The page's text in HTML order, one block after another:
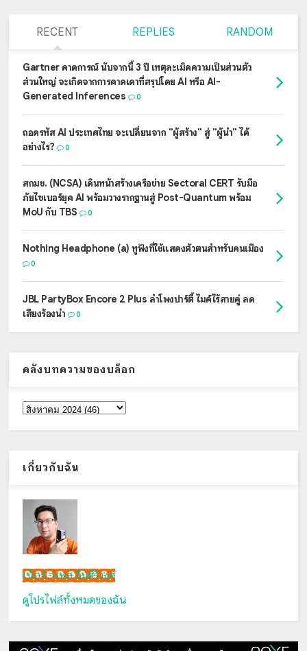
RECENT REPLIES RANDOM
Gartner คาดการณ์ นับจากนี้ 3 ปี เหตุละเมิดความเป็นส่วนตัว
ส่วนใหญ่ จะเกิดจากการคาดเดาที่สรุปโดย AI หรือ AI-
Generated Inferences
0
ถอดรหัส AI ประเทศไทย จะเปลี่ยนจาก "ผู้สร้าง" สู่ "ผู้นำ" ได้
อย่างไร?
0
สกมช. (NCSA) เดินหน้าสร้างเครือข่าย Sectoral CERT รับมือ
ภัยไซเบอร์ยุค AI พร้อมวางรากฐานสู่ Post-Quantum พร้อม
MoU กับ TBS
0
Nothing Headphone (a) หูฟังที่ใช้แสดงตัวตนสำหรับคนเมือง
0
JBL PartyBox Encore 2 Plus ลำโพงปาร์ตี้ ไมค์ไร้สายคู่ ลด
เสียงร้องนำ
0
คลังบทความของบล็อก
เกี่ยวกับฉัน
เน็กซ์ วรพล ลิ่มศิริวงศ์
ดูโปรไฟล์ทั้งหมดของฉัน